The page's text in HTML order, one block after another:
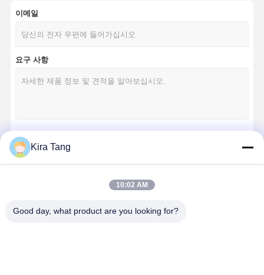
이메일
요구 사항
Kira Tang
10:02 AM
Good day, what product are you looking for?